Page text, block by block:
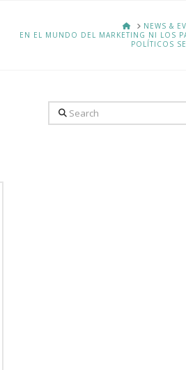
HOMENEWS &
EN EL MUNDO DEL MARKETING NI LOS
POLÍTICOS
Search